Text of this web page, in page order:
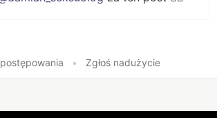
• Zgłoś nadużycie